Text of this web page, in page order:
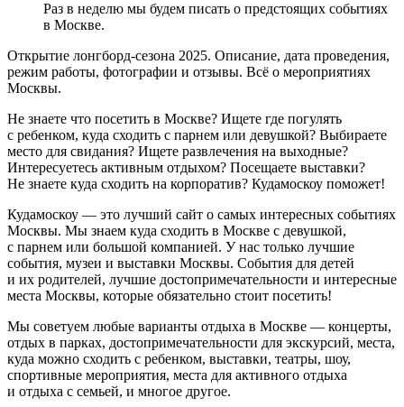
Раз в неделю мы будем писать о предстоящих событиях
в Москве.
Открытие лонгборд-сезона 2025. Описание, дата проведения,
режим работы, фотографии и отзывы. Всё о мероприятиях
Москвы.
Не знаете что посетить в Москве? Ищете где погулять
с ребенком, куда сходить с парнем или девушкой? Выбираете
место для свидания? Ищете развлечения на выходные?
Интересуетесь активным отдыхом? Посещаете выставки?
Не знаете куда сходить на корпоратив? Кудамоскоу поможет!
Кудамоскоу — это лучший сайт о самых интересных событиях
Москвы. Мы знаем куда сходить в Москве с девушкой,
с парнем или большой компанией. У нас только лучшие
события, музеи и выставки Москвы. События для детей
и их родителей, лучшие достопримечательности и интересные
места Москвы, которые обязательно стоит посетить!
Мы советуем любые варианты отдыха в Москве — концерты,
отдых в парках, достопримечательности для экскурсий, места,
куда можно сходить с ребенком, выставки, театры, шоу,
спортивные мероприятия, места для активного отдыха
и отдыха с семьей, и многое другое.